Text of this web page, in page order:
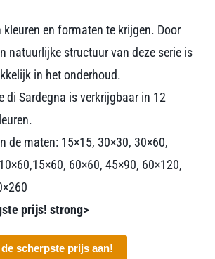
kleuren en formaten te krijgen. Door
natuurlijke structuur van deze serie is
in het onderhoud.
di Sardegna is verkrijgbaar in 12
de maten: 15×15, 30×30, 30×60,
60×60, 45×90, 60×120,
prijs! strong>
scherpste prijs aan!